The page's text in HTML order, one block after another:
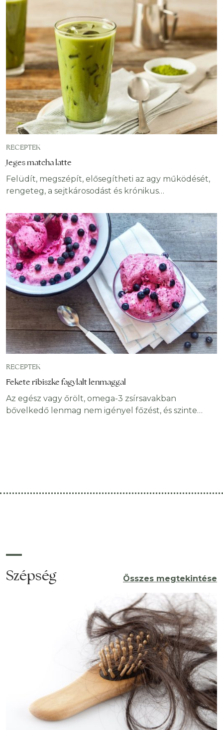
sikerülni fog és a végére már eleged van az
egészből; csak túl szeretnél lenni rajta. Ha még
mindig nincs ötleted mi kerüljön az asztalra
ünnepekkor, adunk néhány
RECEPTEK
Jeges matcha latte
Felüdít, megszépít, elősegítheti az agy működését,
rengeteg, a sejtkárosodást és krónikus
ráadásul finom, szerintünk ez épp elegendő érv a
jeges mathca latte fogyasztása mellett. Az
elkészítése pedig pofonegyszerű. A jeges matcha
latte mindössze három összetevőből készül: matcha
te por, növényi tej és méz. Méz helyett
használhatunk bármilyen kedvünkre való édesítőt,
beleértve az édesítőszert.
RECEPTEK
Fekete ribiszke fagylalt lenmaggal
Az egész vagy őrölt, omega-3 zsírsavakban
bővelkedő lenmag nem igényel főzést, és szinte
2 fagyasztott banán 1/2 csésze fekete ribiszke vagy
Szépség Összes megtekintése